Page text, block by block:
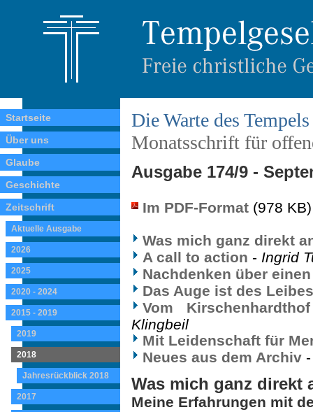
Startseite
Über uns
Glaube
Geschichte
Zeitschrift
Aktuelle Ausgabe
2026
2025
2020 - 2024
2015 - 2019
2019
2018
Jahresrückblick 2018
2017
Die Warte des Tempels
Monatsschrift für
Ausgabe 174/9 -
Im PDF-Format (978 KB)
Was mich ganz direkt
A call to action - Ingrid
Nachdenken über
Das Auge ist des
Vom
Klingbeil
Mit Leidenschaft für
Neues aus dem Archiv
Was mich ganz direkt
Meine Erfahrungen mit